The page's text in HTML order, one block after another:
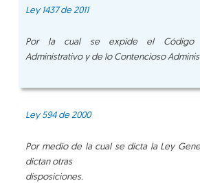
Ley 1437 de 2011
Por la cual se expide el Código
Administrativo y de lo Contencioso
Ley 594 de 2000
Por medio de la cual se dicta la Ley
dictan otras
disposiciones.